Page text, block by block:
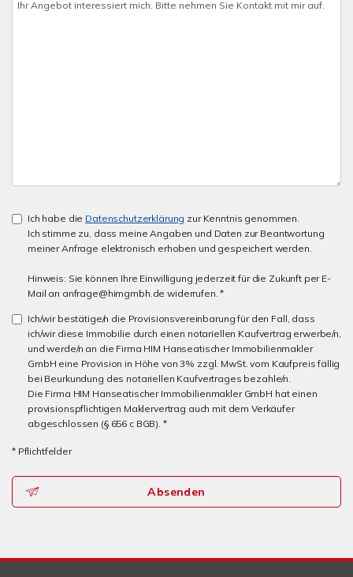
Ich habe die Datenschutzerklärung zur Kenntnis genommen.
Ich stimme zu, dass meine Angaben und Daten zur Beantwortung
meiner Anfrage elektronisch erhoben und gespeichert werden.
Hinweis: Sie können Ihre Einwilligung jederzeit für die Zukunft per E-
Mail an anfrage@himgmbh.de widerrufen. *
Ich/wir bestätige/n die Provisionsvereinbarung für den Fall, dass
ich/wir diese Immobilie durch einen notariellen Kaufvertrag erwerbe/n,
und werde/n an die Firma HIM Hanseatischer Immobilienmakler
GmbH eine Provision in Höhe von 3% zzgl. MwSt. vom Kaufpreis fällig
bei Beurkundung des notariellen Kaufvertrages bezahle/n.
Die Firma HIM Hanseatischer Immobilienmakler GmbH hat einen
provisionspflichtigen Maklervertrag auch mit dem Verkäufer
abgeschlossen (§ 656 c BGB). *
* Pflichtfelder
Absenden